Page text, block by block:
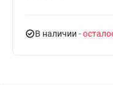
В наличии -